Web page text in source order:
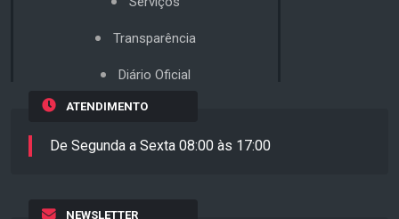
Transparência
Diário Oficial
ATENDIMENTO
De Segunda a Sexta 08:00 às 17:00
NEWSLETTER